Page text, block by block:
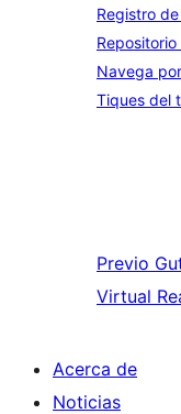
Registro
Navega
Tiques del
Previo
Virtual
Acerca de
Noticias